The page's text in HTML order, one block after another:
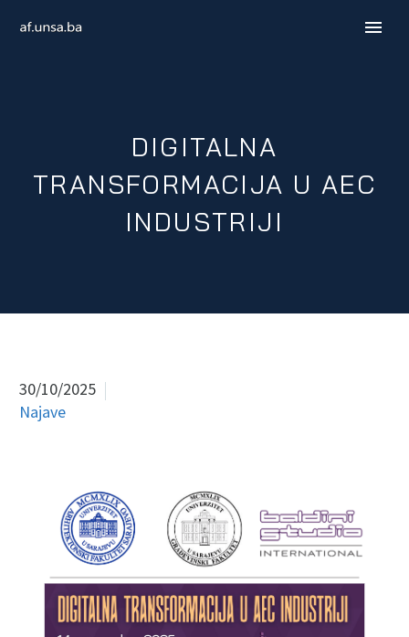
DIGITALNA
TRANSFORMACIJA U AEC
INDUSTRIJI
30/10/2025
Najave